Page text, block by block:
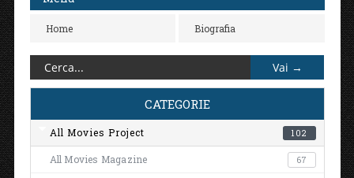
Home Biografia
CATEGORIE
All Movies Project 102
All Movies Magazine 67